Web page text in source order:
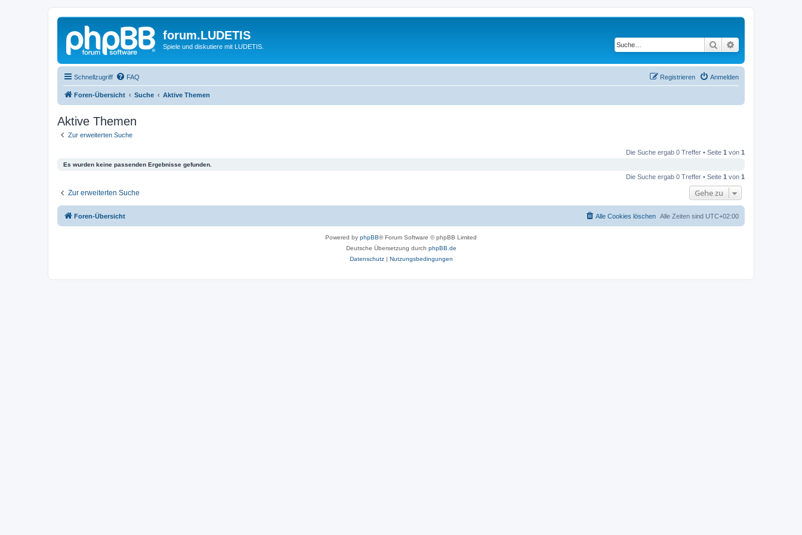
forum.LUDETIS
Spiele und diskutiere mit LUDETIS. Suche
Schnellzugriff FAQ Anmelden
Registrieren
Foren-Übersicht Suche Aktive Themen
Aktive Themen
Zur erweiterten Suche
Die Suche ergab 0 Treffer • Seite 1 von 1
Es wurden keine passenden Ergebnisse gefunden.
Die Suche ergab 0 Treffer • Seite 1 von 1
Zur erweiterten Suche Gehe zu
Foren-Übersicht Alle Zeiten sind UTC+02:00
Alle Cookies löschen
Powered by phpBB® Forum Software © phpBB Limited
Deutsche Übersetzung durch phpBB.de
Datenschutz| Nutzungsbedingungen